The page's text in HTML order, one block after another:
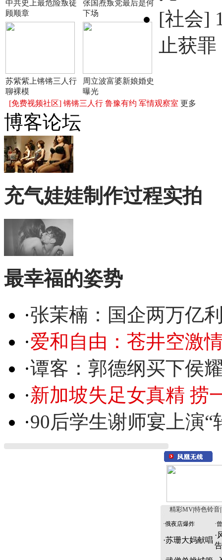
中共史上最危险叛徒
顾顺章
张国焘叛党最后是何
下场
苏紫紫上锵锵三人行
聊裸模
周立波富婆新娘婚史
曝光
[社会]
止获罪
[免费视频社区] 锵锵三人行 鲁豫有约 军情观察室 更多
博客论坛
充气娃娃制作过程实拍
最幸福的姿势
·张茉楠：国企两万亿
·爱和自由：苍井空激
·谭客：郭德纲买下侯
·新加坡失足女真精 捞
·90后学生谢师宴上演“
精彩MV 特色铃音
·俄夜店爆炸 ·
·苏珊大妈献唱
·
告